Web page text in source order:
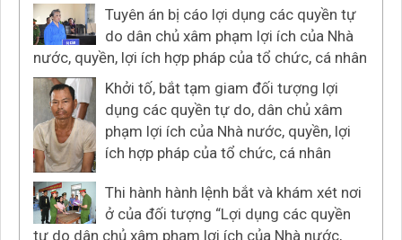
Tuyên án bị cáo lợi dụng các quyền tự
do dân chủ xâm phạm lợi ích của Nhà
nước, quyền, lợi ích hợp pháp của tổ chức, cá nhân
Khởi tố, bắt tạm giam đối tượng lợi
dụng các quyền tự do, dân chủ xâm
phạm lợi ích của Nhà nước, quyền, lợi
ích hợp pháp của tổ chức, cá nhân
Thi hành hành lệnh bắt và khám xét nơi
ở của đối tượng “Lợi dụng các quyền
tự do dân chủ xâm phạm lợi ích của Nhà nước,